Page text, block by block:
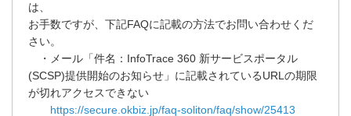
は、
お手数ですが、下記FAQに記載の方法でお問い合わせくだ
さい。
・メール「件名：InfoTrace 360 新サービスポータル
(SCSP)提供開始のお知らせ」に記載されているURLの期限
が切れアクセスできない
https://secure.okbiz.jp/faq-soliton/faq/show/25413